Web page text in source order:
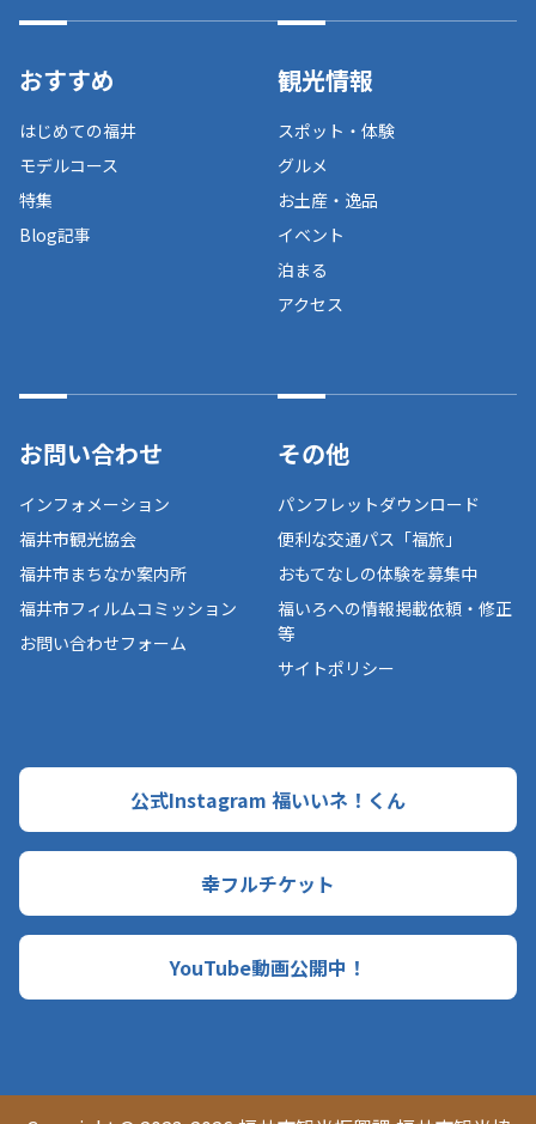
おすすめ
はじめての福井
モデルコース
特集
Blog記事
観光情報
スポット・体験
グルメ
お土産・逸品
イベント
泊まる
アクセス
お問い合わせ
インフォメーション
福井市観光協会
福井市まちなか案内所
福井市フィルムコミッション
お問い合わせフォーム
その他
パンフレットダウンロード
便利な交通パス「福旅」
おもてなしの体験を募集中
福いろへの情報掲載依頼・修正
等
サイトポリシー
公式Instagram 福いいネ！くん
幸フルチケット
YouTube動画公開中！